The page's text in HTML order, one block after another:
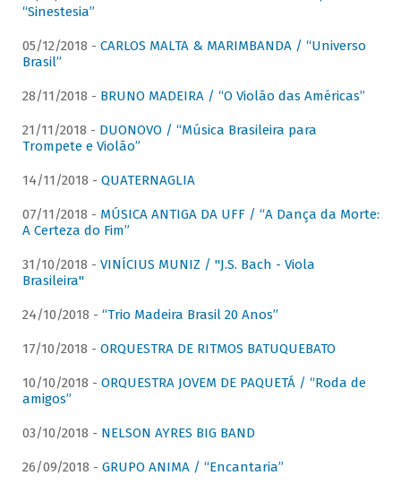
“Sinestesia”
05/12/2018 - CARLOS MALTA & MARIMBANDA / “Universo
Brasil”
28/11/2018 - BRUNO MADEIRA / “O Violão das Américas”
21/11/2018 - DUONOVO / “Música Brasileira para
Trompete e Violão”
14/11/2018 - QUATERNAGLIA
07/11/2018 - MÚSICA ANTIGA DA UFF / “A Dança da Morte:
A Certeza do Fim”
31/10/2018 - VINÍCIUS MUNIZ / "J.S. Bach - Viola
Brasileira"
24/10/2018 - “Trio Madeira Brasil 20 Anos”
17/10/2018 - ORQUESTRA DE RITMOS BATUQUEBATO
10/10/2018 - ORQUESTRA JOVEM DE PAQUETÁ / “Roda de
amigos”
03/10/2018 - NELSON AYRES BIG BAND
26/09/2018 - GRUPO ANIMA / “Encantaria”